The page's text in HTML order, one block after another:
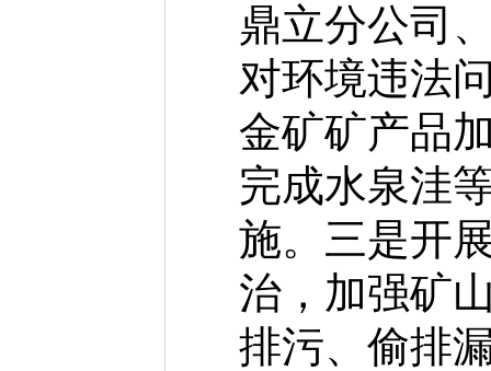
鼎立分公司
对环境违法
金矿矿产品
完成水泉洼
施。三是开
治，加强矿
排污、偷排